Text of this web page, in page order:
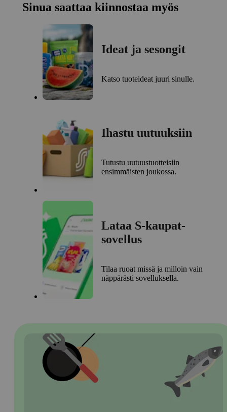
Sinua saattaa kiinnostaa myös
Ideat ja sesongit
Katso tuoteideat juuri sinulle.
Ihastu uutuuksiin
Tutustu uutuustuotteisiin
ensimmäisten joukossa.
Lataa S-kaupat-
sovellus
Tilaa ruoat missä ja milloin vain
näppärästi sovelluksella.